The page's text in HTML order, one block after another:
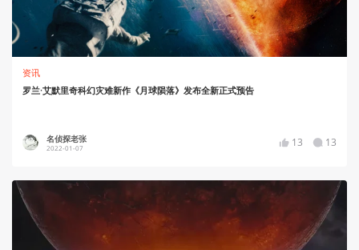
资讯
罗兰·艾默里奇科幻灾难新作《月球陨落》发布全新正式预告
名侦探老张
2022-01-07 13 13